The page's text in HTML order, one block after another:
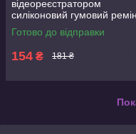
відеореєстратором
силіконовий гумовий
65 мм Комплект 2 шт.
Готово до відправки
154 ₴ 181 ₴